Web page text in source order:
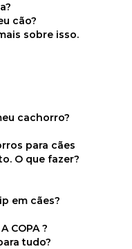
cão?
sobre isso.
cachorro?
para cães
O que fazer?
em cães?
COPA ?
tudo?